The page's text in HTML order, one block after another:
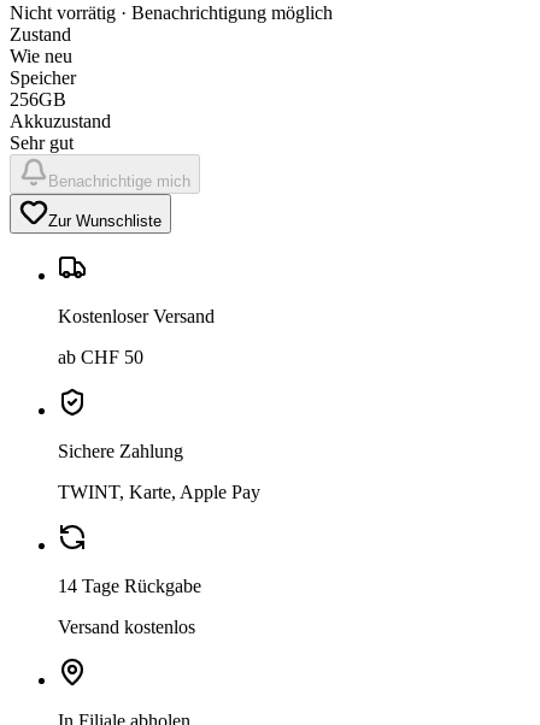
Nicht vorrätig · Benachrichtigung möglich
Zustand
Wie neu
Speicher
256GB
Akkuzustand
Sehr gut
Benachrichtige mich
Zur Wunschliste
Kostenloser Versand
ab CHF 50
Sichere Zahlung
TWINT, Karte, Apple Pay
14 Tage Rückgabe
Versand kostenlos
In Filiale abholen